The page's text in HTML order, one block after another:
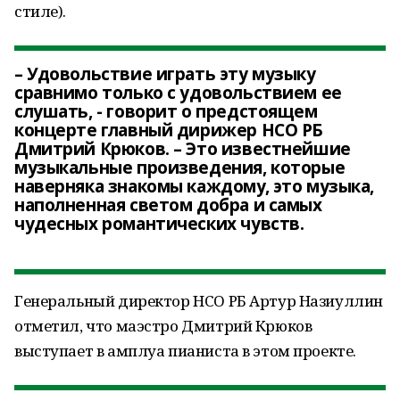
стиле).
– Удовольствие играть эту музыку
сравнимо только с удовольствием ее
слушать, - говорит о предстоящем
концерте главный дирижер НСО РБ
Дмитрий Крюков. – Это известнейшие
музыкальные произведения, которые
наверняка знакомы каждому, это музыка,
наполненная светом добра и самых
чудесных романтических чувств.
Генеральный директор НСО РБ Артур Назиуллин
отметил, что маэстро Дмитрий Крюков
выступает в амплуа пианиста в этом проекте.